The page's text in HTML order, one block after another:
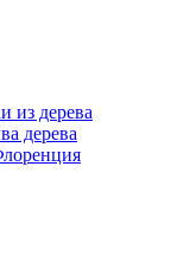
из дерева
дерева